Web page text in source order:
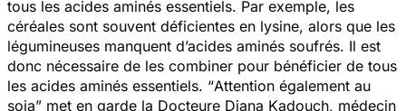
tous les acides aminés essentiels. Par exemple, les
céréales sont souvent déficientes en lysine, alors que les
légumineuses manquent d’acides aminés soufrés. Il est
donc nécessaire de les combiner pour bénéficier de tous
les acides aminés essentiels. “Attention également au
soja” met en garde la Docteure Diana Kadouch, médecin